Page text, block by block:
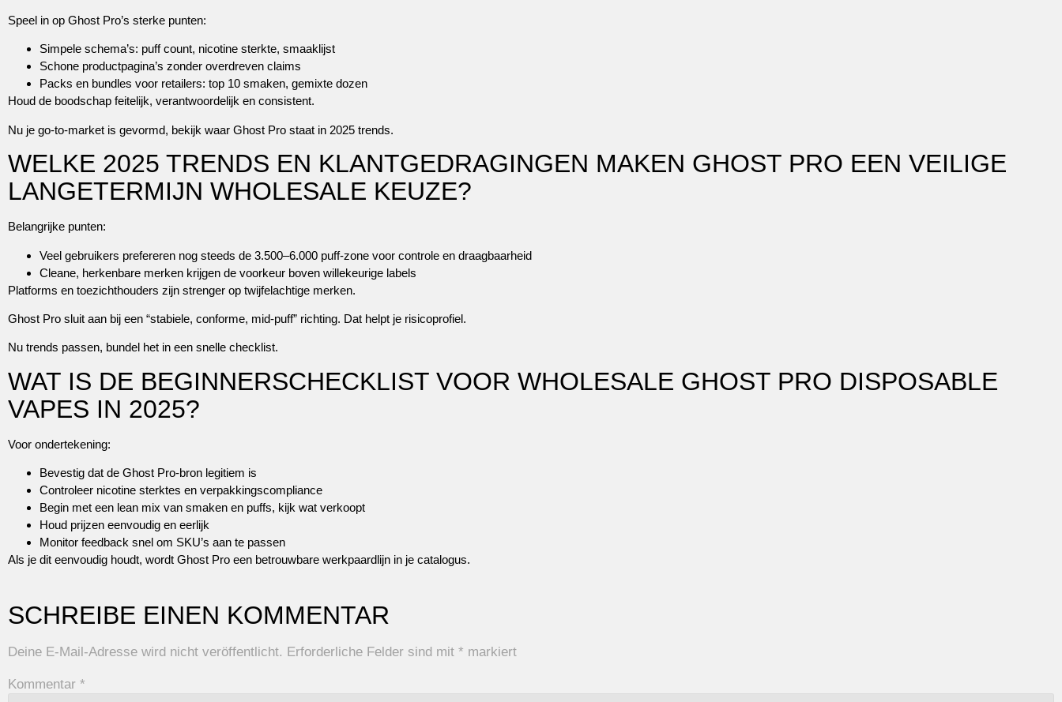
Speel in op Ghost Pro’s sterke punten:
Simpele schema’s: puff count, nicotine sterkte, smaaklijst
Schone productpagina’s zonder overdreven claims
Packs en bundles voor retailers: top 10 smaken, gemixte dozen
Houd de boodschap feitelijk, verantwoordelijk en consistent.
Nu je go-to-market is gevormd, bekijk waar Ghost Pro staat in 2025 trends.
WELKE 2025 TRENDS EN KLANTGEDRAGINGEN MAKEN GHOST PRO EEN VEILIGE
LANGETERMIJN WHOLESALE KEUZE?
Belangrijke punten:
Veel gebruikers prefereren nog steeds de 3.500–6.000 puff-zone voor controle en draagbaarheid
Cleane, herkenbare merken krijgen de voorkeur boven willekeurige labels
Platforms en toezichthouders zijn strenger op twijfelachtige merken.
Ghost Pro sluit aan bij een “stabiele, conforme, mid-puff” richting. Dat helpt je risicoprofiel.
Nu trends passen, bundel het in een snelle checklist.
WAT IS DE BEGINNERSCHECKLIST VOOR WHOLESALE GHOST PRO DISPOSABLE
VAPES IN 2025?
Voor ondertekening:
Bevestig dat de Ghost Pro-bron legitiem is
Controleer nicotine sterktes en verpakkingscompliance
Begin met een lean mix van smaken en puffs, kijk wat verkoopt
Houd prijzen eenvoudig en eerlijk
Monitor feedback snel om SKU’s aan te passen
Als je dit eenvoudig houdt, wordt Ghost Pro een betrouwbare werkpaardlijn in je catalogus.
SCHREIBE EINEN KOMMENTAR
Deine E-Mail-Adresse wird nicht veröffentlicht. Erforderliche Felder sind mit * markiert
Kommentar *